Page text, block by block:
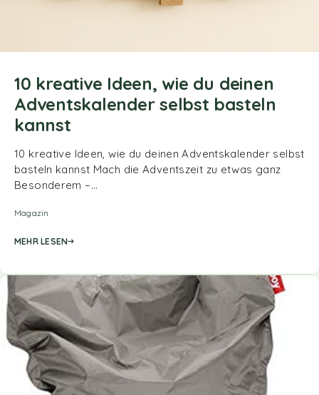
10 kreative Ideen, wie du deinen
Adventskalender selbst basteln
kannst
10 kreative Ideen, wie du deinen Adventskalender selbst
basteln kannst Mach die Adventszeit zu etwas ganz
Besonderem –…
Magazin
MEHR LESEN